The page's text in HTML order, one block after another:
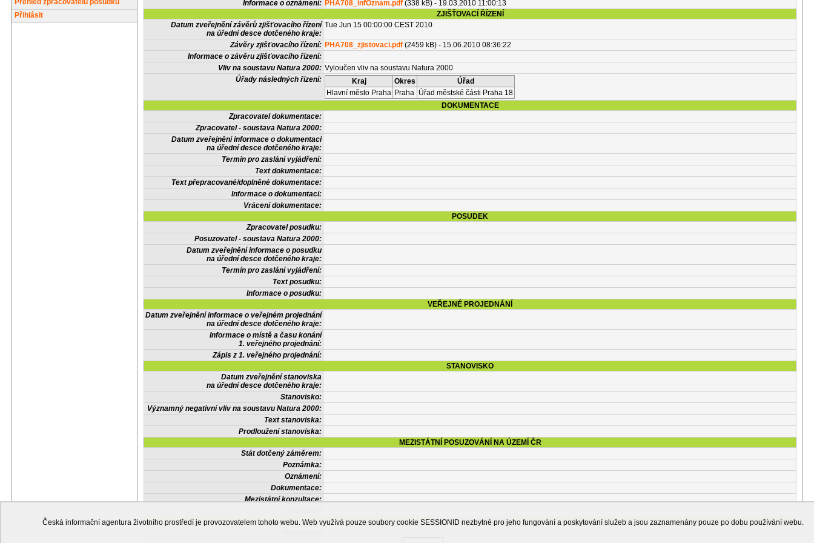
Přehled zpracovatelů posudků
Přihlásit
Informace o oznámení: PHA708_infOznam.pdf (338 kB) - 19.03.2010 11:00:13
ZJIŠŤOVACÍ ŘÍZENÍ
Datum zveřejnění závěrů zjišťovacího řízení
na úřední desce dotčeného kraje:
Tue Jun 15 00:00:00 CEST 2010
Závěry zjišťovacího řízení: PHA708_zjistovaci.pdf (2459 kB) - 15.06.2010 08:36:22
Informace o závěru zjišťovacího řízení:
Vliv na soustavu Natura 2000: Vyloučen vliv na soustavu Natura 2000
Úřady následných řízení:
Kraj Okres
Úřad
Hlavní město Praha Praha Úřad městské části Praha 18
DOKUMENTACE
Zpracovatel dokumentace:
Zpracovatel - soustava Natura 2000:
Datum zveřejnění informace o dokumentaci
na úřední desce dotčeného kraje:
Termín pro zaslání vyjádření:
Text dokumentace:
Text přepracované/doplněné dokumentace:
Informace o dokumentaci:
Vrácení dokumentace:
POSUDEK
Zpracovatel posudku:
Posuzovatel - soustava Natura 2000:
Datum zveřejnění informace o posudku
na úřední desce dotčeného kraje:
Termín pro zaslání vyjádření:
Text posudku:
Informace o posudku:
VEŘEJNÉ PROJEDNÁNÍ
Datum zveřejnění informace o veřejném projednání
na úřední desce dotčeného kraje:
Informace o místě a času konání
1. veřejného projednání:
Zápis z 1. veřejného projednání:
STANOVISKO
Datum zveřejnění stanoviska
na úřední desce dotčeného kraje:
Stanovisko:
Významný negativní vliv na soustavu Natura 2000:
Text stanoviska:
Prodloužení stanoviska:
MEZISTÁTNÍ POSUZOVÁNÍ NA ÚZEMÍ ČR
Stát dotčený záměrem:
Poznámka:
Oznámení:
Dokumentace:
Mezistátní konzultace:
OSTATNÍ INFORMACE
Česká informační agentura životního prostředí je provozovatelem tohoto webu. Web využívá pouze soubory cookie SESSIONID nezbytné pro jeho fungování a poskytování služeb a jsou zaznamenány pouze po dobu používání webu.